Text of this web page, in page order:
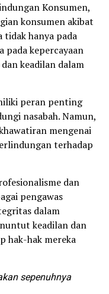
Konsumen,
konsumen akibat
tidak hanya pada
pada kepercayaan
keadilan dalam
peran penting
nasabah. Namun,
mengenai
terhadap
dan
pengawas
dalam
keadilan dan
hak-hak mereka
sepenuhnya